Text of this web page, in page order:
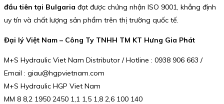
đầu tiên tại Bulgaria đạt được chứng nhận ISO 9001, khẳng định
uy tín và chất lượng sản phẩm trên thị trường quốc tế.
Đại lý Việt Nam – Công Ty TNHH TM KT Hưng Gia Phát
M+S Hydraulic Viet Nam Distributor / Hotline : 0938 906 663 /
Email : giau@hgpvietnam.com
M+S Hydraulic HGP Viet Nam
MM 8 8,2 1950 2450 1,1 1,5 1,8 2,6 100 140